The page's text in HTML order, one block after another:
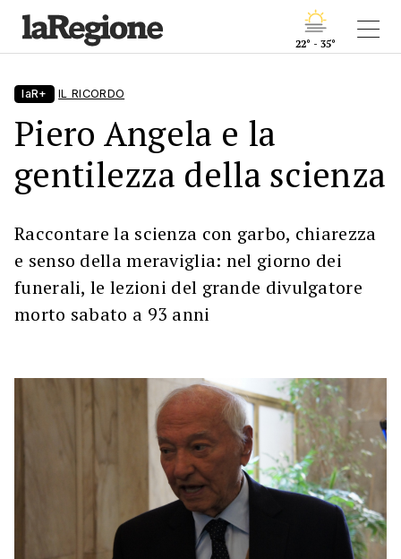
22° - 35°
laR+ IL RICORDO
Piero Angela e la
gentilezza della scienza
Raccontare la scienza con garbo, chiarezza
e senso della meraviglia: nel giorno dei
funerali, le lezioni del grande divulgatore
morto sabato a 93 anni